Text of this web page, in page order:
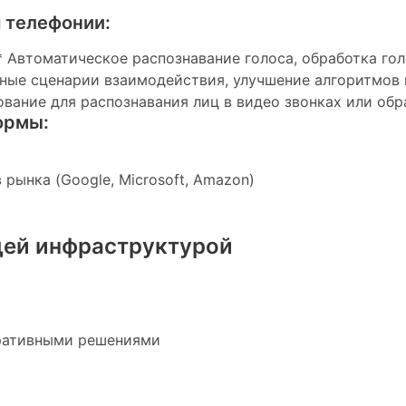
телефонии:
распознавание голоса, обработка
сценарии взаимодействия, улучшение алгоритмов
для распознавания лиц в видео звонках или
(Google, Microsoft, Amazon)
инфраструктурой
решениями